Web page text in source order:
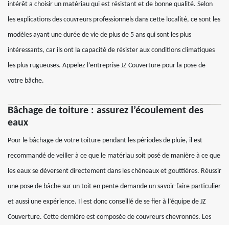
intérêt a choisir un matériau qui est résistant et de bonne qualité. Selon
les explications des couvreurs professionnels dans cette localité, ce sont les
modèles ayant une durée de vie de plus de 5 ans qui sont les plus
intéressants, car ils ont la capacité de résister aux conditions climatiques
les plus rugueuses. Appelez l’entreprise JZ Couverture pour la pose de
votre bâche.
Bâchage de toiture : assurez l’écoulement des
eaux
Pour le bâchage de votre toiture pendant les périodes de pluie, il est
recommandé de veiller à ce que le matériau soit posé de manière à ce que
les eaux se déversent directement dans les chéneaux et gouttières. Réussir
une pose de bâche sur un toit en pente demande un savoir-faire particulier
et aussi une expérience. Il est donc conseillé de se fier à l’équipe de JZ
Couverture. Cette dernière est composée de couvreurs chevronnés. Les